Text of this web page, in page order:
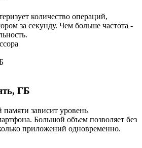
количество операций,
за секунду. Чем больше частота -
ГБ
зависит уровень
Большой объем позволяет без
приложений одновременно.